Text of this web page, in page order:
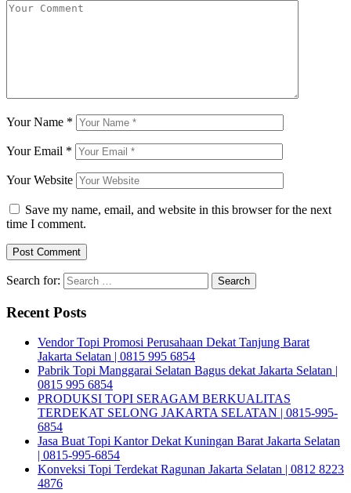
Your Name *
Your Email *
Your Website
Save my name, email, and website in this browser for the next
time I comment.
Search for:
Recent Posts
Vendor Topi Promosi Perusahaan Dekat Tanjung Barat
Jakarta Selatan | 0815 995 6854
Pabrik Topi Manggarai Selatan Bagus dekat Jakarta Selatan |
0815 995 6854
PRODUKSI TOPI SERAGAM BERKUALITAS
TERDEKAT SELONG JAKARTA SELATAN | 0815-995-
6854
Jasa Buat Topi Kantor Dekat Kuningan Barat Jakarta Selatan
| 0815-995-6854
Konveksi Topi Terdekat Ragunan Jakarta Selatan | 0812 8223
4876